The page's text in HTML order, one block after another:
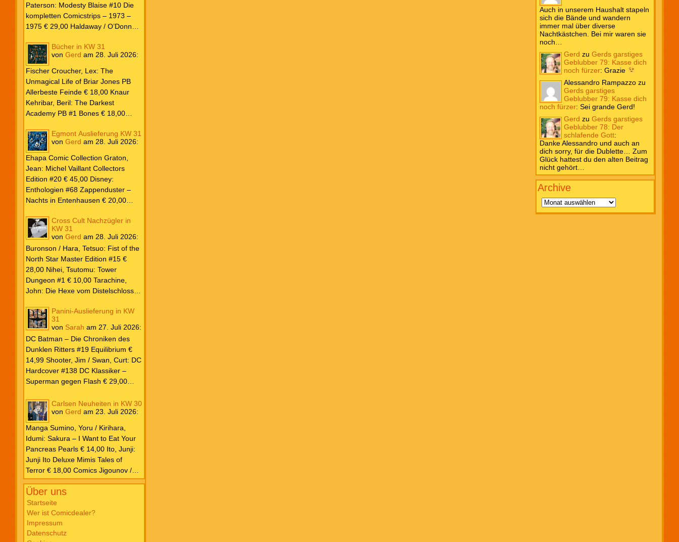
Paterson: Modesty Blaise #10 Die
kompletten Comicstrips – 1973 –
1975 € 29,00 Haldaway / O’Donnell
kompletten Comicstrips – 1972 –
1973 € 29,00 Knesebeck Hendrix,
John: Die Weltenerschaffer Die
fantastische Freundschaft von C.S.
Lewis & J.R.R. Tolkien € 30,00
Weissblech Luba Wolfsschwanz #22
€ 4,90 Horror Schocker #81 € 4,90
Bücher in KW 31
von Gerd am 28. Juli 2026:
Fischer Croucher, Lex: The
Unmagical Life of Briar Jones PB
Allerbeste Feinde € 18,00 Knaur
Kehribar, Beril: The Darkest
Academy PB #1 Bones € 18,00
Trilogie PB #3 To Spark a Fae War €
18,00 Bramble Hardcover Priest: Lie
Huo Jiao Chou HC #1 Drowning
Sorrows in Raging Fire € 25,00
Carlsen Davon, Isla: Blackened
Blade PB #3 Of Blackened Blood €
18,00
Egmont Auslieferung KW 31
von Gerd am 28. Juli 2026:
Ehapa Comic Collection Graton,
Jean: Michel Vaillant Collectors
Edition #20 € 45,00 Disney:
Enthologien #68 Zappenduster –
Nachts in Entenhausen € 20,00
Vagabond Master Edition #12 €
24,00 Inagaki / Murata: Eyeshield
Fujimoto: Chainsaw Man #22 € 8,50
Aoyama: Detektiv Conan #108 €
8,00 Eichinger, Daniel: Oventroja
(Fortsetzung von Jovantore) €
22,00 Iwatobi: Herr Unsichtbar und
seine zukünftige Frau #3 € 14,00
Cross Cult Nachzügler in
KW 31
von Gerd am 28. Juli 2026:
Buronson / Hara, Tetsuo: Fist of the
North Star Master Edition #15 €
28,00 Nihei, Tsutomu: Tower
Dungeon #1 € 10,00 Tarachine,
John: Die Hexe vom Distelschloss
Panini-Auslieferung in KW
31
von Sarah am 27. Juli 2026:
DC Batman – Die Chroniken des
Dunklen Ritters #19 Equilibrium €
14,99 Shooter, Jim / Swan, Curt: DC
Hardcover #138 DC Klassiker –
Superman gegen Flash € 29,00
Poison Ivy #7 Kampf € 22,00
Kennedy Johnson, Phillip /
Godlewski, Scott: Superman – Das
Buch von El € 20,00 Millar, Mark /
Porter, Howard: DC Must Have #12
Justice League – Der Turm zu Babel
€ 35,00 Snyder, Scott / Williams,
Joshua / Fernandez, Javi: DC K.O.
#1 € 5,99 O’Neil, Dennis / Adams,
Joker ist zurück! € 6,99 Justice
League Unlimited #10 € 5,99 Marvel
Parker, Ethan S. / Bazaldua, Jan:
Marvel Zombies 2026 – Splatter-
Carlsen Neuheiten in KW 30
von Gerd am 23. Juli 2026:
Manga Sumino, Yoru / Kirihara,
Idumi: Sakura – I Want to Eat Your
Pancreas Pearls € 14,00 Ito, Junji:
Junji Ito Deluxe Mimis Tales of
Terror € 18,00 Comics Jigounov /
Sente: Dreizehn XIII #30 So Help
Me God! € 12,00 Ibañez: Clever &
Smart Sonderband #29 Nimm das,
Napoleon! € 12,00 Schulz: Peanuts
für Kids #7 Kleine Decke, großes
Abenteuer € 16,00 Takano, Hisa:
Über uns
Startseite
Wer ist Comicdealer?
Impressum
Datenschutz
Auch in unserem Haushalt stapeln
sich die Bände und wandern
immer mal über diverse
Nachtkästchen. Bei mir waren sie
noch…
Gerd zuGerds garstiges
Geblubber 79: Kasse dich
noch fürzer:Grazie
Alessandro Rampazzo zu
Gerds garstiges
Geblubber 79: Kasse dich
noch fürzer:Sei grande Gerd!
Gerd zuGerds garstiges
Geblubber 78: Der
schlafende Gott:
Danke Alessandro und auch an
dich sorry, für die Dublette… Zum
Glück hattest du den alten Beitrag
nicht gehört…
Archive